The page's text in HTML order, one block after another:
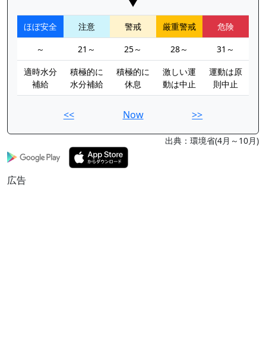
▼
ほぼ安全 注意 警戒 厳重警戒
危険
～
21～ 25～ 28～
31～
適時水分
補給
積極的に
水分補給
積極的に
休息
激しい運
動は中止
運動は原
則中止
<< Now >>
出典：環境省(4月～10月)
広告